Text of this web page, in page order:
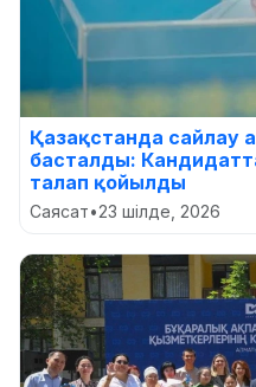
Қазақстанда сайлау
басталды:
талап қойылды
Саясат•23 шілде, 2026